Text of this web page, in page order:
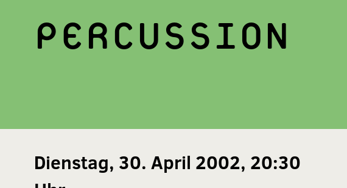
PERCUSSION
Dienstag, 30. April 2002, 20:30